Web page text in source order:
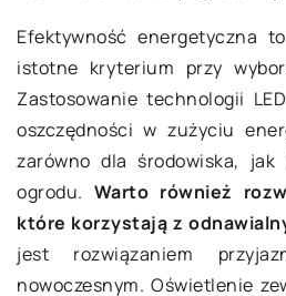
Efektywność energetyczna
istotne kryterium przy
Zastosowanie technologii
oszczędności w zużyciu
zarówno dla środowiska, jak
ogrodu. Warto również
które korzystają z
jest rozwiązaniem
nowoczesnym. Oświetlenie